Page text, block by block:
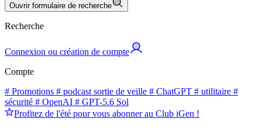
Ouvrir formulaire de recherche
Recherche
Connexion ou création de compte
Compte
# Promotions # podcast sortie de veille # ChatGPT # utilitaire #
sécurité # OpenAI # GPT-5.6 Sol
Profitez de l'été pour vous abonner au Club iGen !